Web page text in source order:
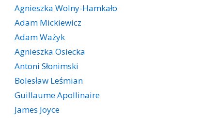
Agnieszka Wolny-Hamkało
Adam Mickiewicz
Adam Ważyk
Agnieszka Osiecka
Antoni Słonimski
Bolesław Leśmian
Guillaume Apollinaire
James Joyce